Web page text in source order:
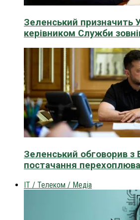
Зеленський призначить
керівником Служби
Зеленський обговорив з
постачання
IT / Телеком / Медіа